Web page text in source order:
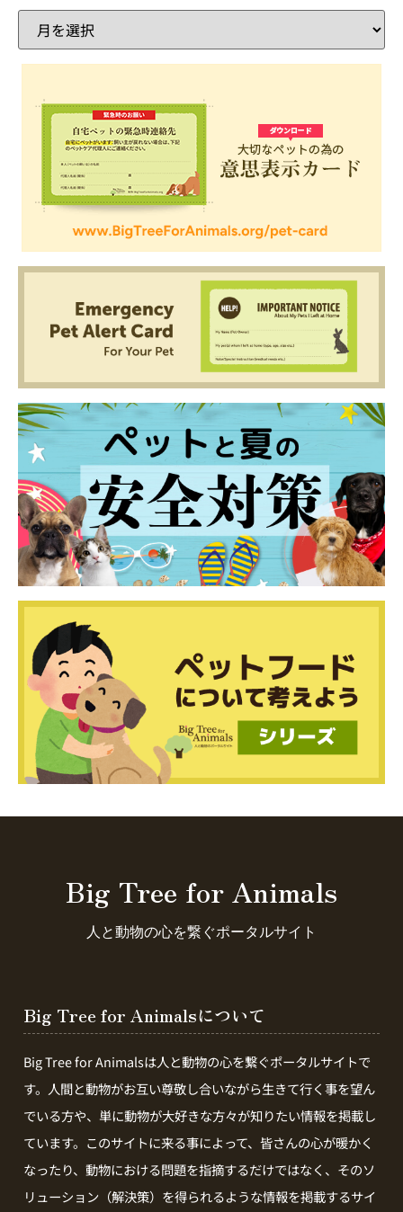
Big Tree for Animals
人と動物の心を繋ぐポータルサイト
Big Tree for Animalsについて
Big Tree for Animalsは人と動物の心を繋ぐポータルサイトで
す。人間と動物がお互い尊敬し合いながら生きて行く事を望ん
でいる方や、単に動物が大好きな方々が知りたい情報を掲載し
ています。このサイトに来る事によって、皆さんの心が暖かく
なったり、動物における問題を指摘するだけではなく、そのソ
リューション（解決策）を得られるような情報を掲載するサイ